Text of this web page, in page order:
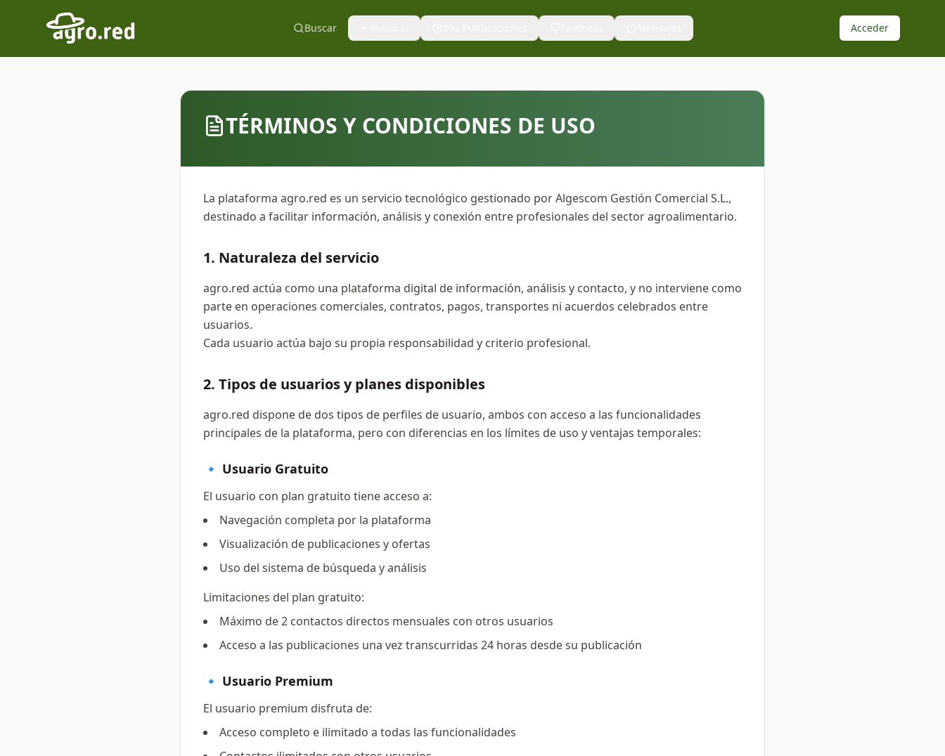
Buscar Acceder
TÉRMINOS Y CONDICIONES DE USO
La plataforma agro.red es un servicio tecnológico gestionado por Algescom Gestión Comercial S.L.,
destinado a facilitar información, análisis y conexión entre profesionales del sector agroalimentario.
1. Naturaleza del servicio
agro.red actúa como una plataforma digital de información, análisis y contacto, y no interviene como
parte en operaciones comerciales, contratos, pagos, transportes ni acuerdos celebrados entre
usuarios.
Cada usuario actúa bajo su propia responsabilidad y criterio profesional.
2. Tipos de usuarios y planes disponibles
agro.red dispone de dos tipos de perfiles de usuario, ambos con acceso a las funcionalidades
principales de la plataforma, pero con diferencias en los límites de uso y ventajas temporales:
🔹 Usuario Gratuito
El usuario con plan gratuito tiene acceso a:
Navegación completa por la plataforma
Visualización de publicaciones y ofertas
Uso del sistema de búsqueda y análisis
Limitaciones del plan gratuito:
Máximo de 2 contactos directos mensuales con otros usuarios
Acceso a las publicaciones una vez transcurridas 24 horas desde su publicación
🔹 Usuario Premium
El usuario premium disfruta de:
Acceso completo e ilimitado a todas las funcionalidades